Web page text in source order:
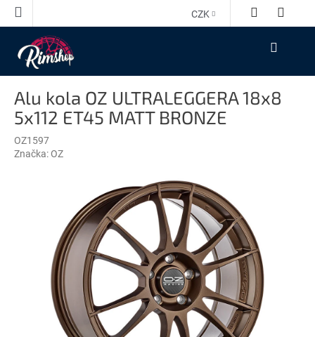
Přejít
CZK
NÁKUPNÍ
Alu kola OZ ULTRALEGGERA 18x8
5x112 ET45 MATT BRONZE
OZ1597
Značka: OZ